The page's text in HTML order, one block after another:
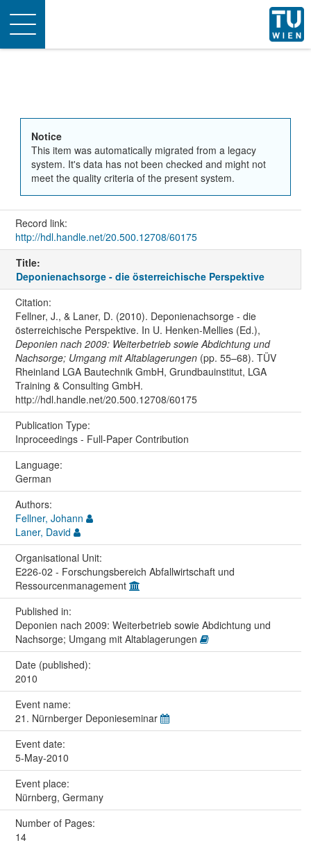
Toggle
navigation
Notice
This item was automatically migrated from a legacy
system. It's data has not been checked and might not
meet the quality criteria of the present system.
Record link:
http://hdl.handle.net/20.500.12708/60175
Title:
Deponienachsorge - die österreichische Perspektive
Citation:
Fellner, J., & Laner, D. (2010). Deponienachsorge - die
österreichische Perspektive. In U. Henken-Mellies (Ed.),
Deponien nach 2009: Weiterbetrieb sowie Abdichtung und
Nachsorge; Umgang mit Altablagerungen(pp. 55–68). TÜV
Rheinland LGA Bautechnik GmbH, Grundbauinstitut, LGA
Training & Consulting GmbH.
http://hdl.handle.net/20.500.12708/60175
Publication Type:
Inproceedings - Full-Paper Contribution
Language:
German
Authors:
Fellner, Johann
Laner, David
Organisational Unit:
E226-02 - Forschungsbereich Abfallwirtschaft und
Ressourcenmanagement
Published in:
Deponien nach 2009: Weiterbetrieb sowie Abdichtung und
Nachsorge; Umgang mit Altablagerungen
Date (published):
2010
Event name:
21. Nürnberger Deponieseminar
Event date:
5-May-2010
Event place:
Nürnberg, Germany
Number of Pages:
14